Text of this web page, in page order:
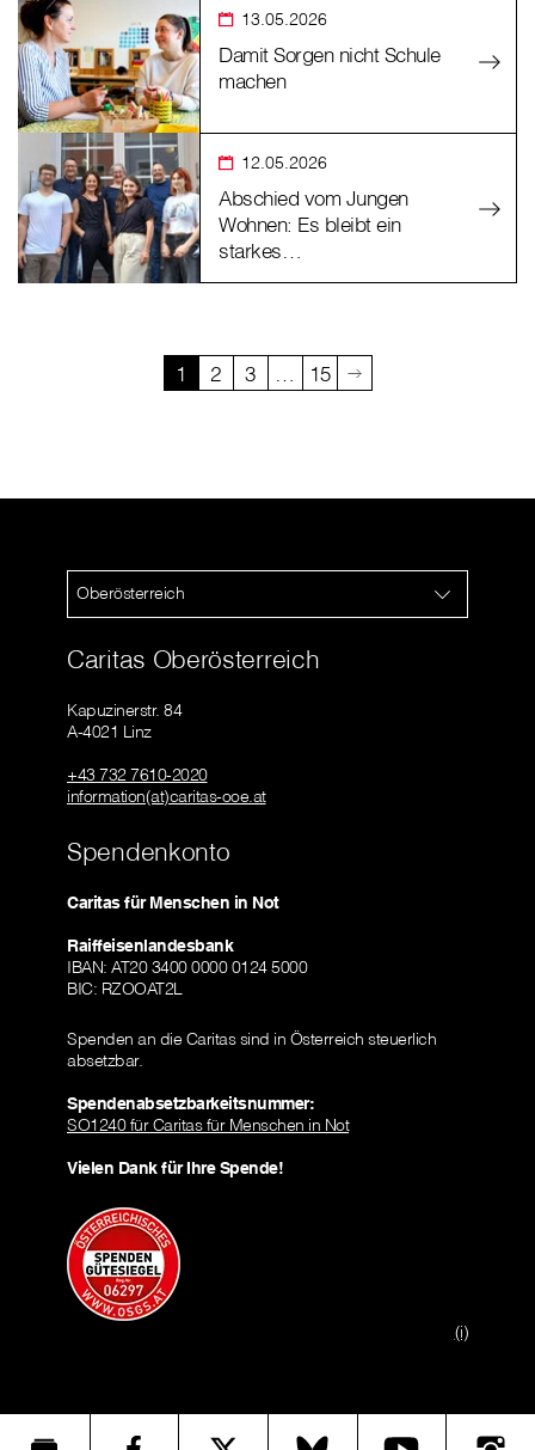
13.05.2026
Damit Sorgen nicht Schule
machen
12.05.2026
Abschied vom Jungen
Wohnen: Es bleibt ein
starkes…
1 2 3 15
Oberösterreich
Caritas Oberösterreich
Kapuzinerstr. 84
A-4021 Linz
+43 732 7610-2020
information(at)caritas-ooe.at
Spendenkonto
Caritas für Menschen in Not
Raiffeisenlandesbank
IBAN: AT20 3400 0000 0124 5000
BIC: RZOOAT2L
Spenden an die Caritas sind in Österreich steuerlich
absetzbar.
Spendenabsetzbarkeitsnummer:
SO1240 für Caritas für Menschen in Not
Vielen Dank für Ihre Spende!
(i)